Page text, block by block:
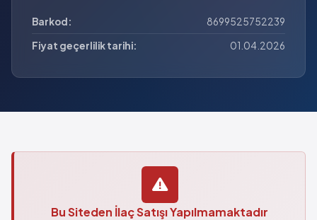
Barkod:
8699525752239
Fiyat geçerlilik tarihi:
01.04.2026
Bu Siteden İlaç Satışı Yapılmamaktadır